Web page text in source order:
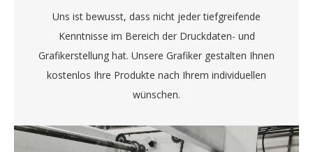
Uns ist bewusst, dass nicht jeder tiefgreifende
Kenntnisse im Bereich der Druckdaten- und
Grafikerstellung hat. Unsere Grafiker gestalten Ihnen
kostenlos Ihre Produkte nach Ihrem individuellen
wünschen.